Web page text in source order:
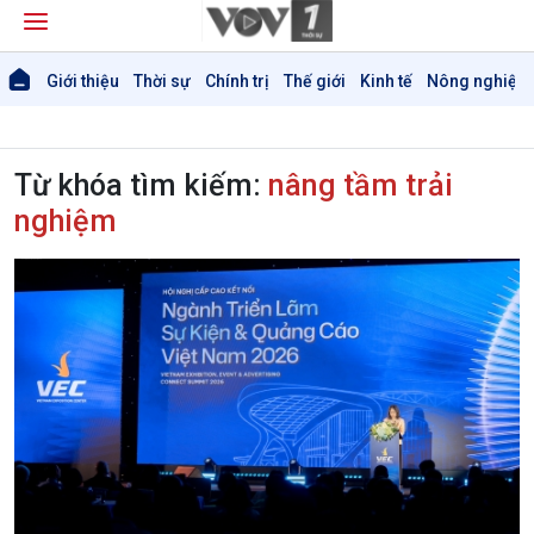
Giới thiệu Thời sự Chính trị Thế giới Kinh tế Nông nghiệp
Giới thiệu
Thời sự
Thời sự 6h
Thời sự 18h
Thời sự 21h30
Bản tin
Chuyên mục
Theo dòng Thời sự
Từ khóa tìm kiếm: nâng tầm trải
nghiệm